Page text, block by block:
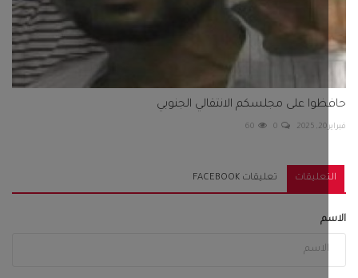
على مجلسكم الانتقالي الجنوبي
0
60
تعليقات FACEBOOK